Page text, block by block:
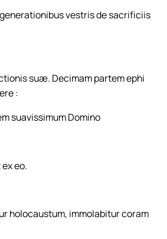
vestris de sacrificiis
suæ. Decimam partem ephi
:
suavissimum Domino
eo.
holocaustum, immolabitur coram